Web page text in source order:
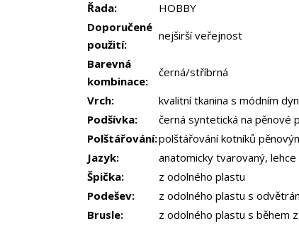
Řada:
HOBBY
Doporučené
použití:
nejširší veřejnost
Barevná
kombinace:
černá/stříbrná
Vrch:
kvalitní tkanina s módním
Podšívka:
černá syntetická na pěnové
Polštářování:polštářování kotníků
Jazyk:
anatomicky tvarovaný,
Špička:
z odolného plastu
Podešev:
z odolného plastu s
Brusle:
z odolného plastu s během